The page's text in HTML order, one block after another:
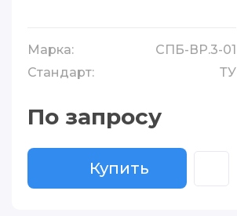
Марка:
СПБ-ВР.3-01
Стандарт:
ТУ
По запросу
Купить